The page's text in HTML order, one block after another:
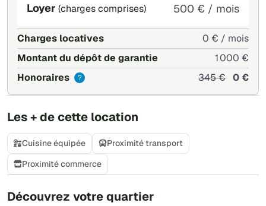
Loyer (charges comprises) 500 € / mois
Charges locatives
0 € / mois
Montant du dépôt de garantie
1 000 €
Honoraires
? 345 € 0 €
Les + de cette location
Cuisine équipée
Proximité transport
Proximité commerce
Découvrez votre quartier